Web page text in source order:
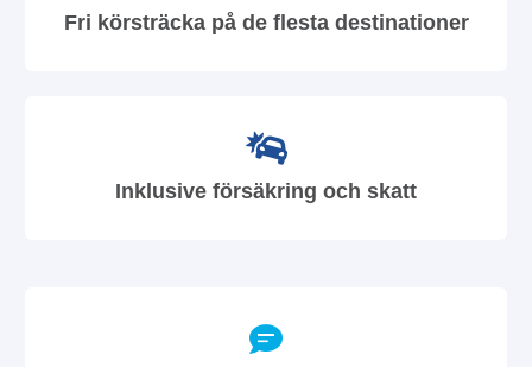
Fri körsträcka på de flesta destinationer
Inklusive försäkring och skatt